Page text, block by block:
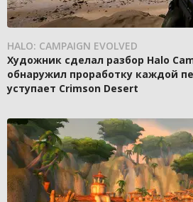
HALO: CAMPAIGN EVOLVED
Художник сделал разбор Halo
обнаружил проработку каждой
уступает Crimson Desert